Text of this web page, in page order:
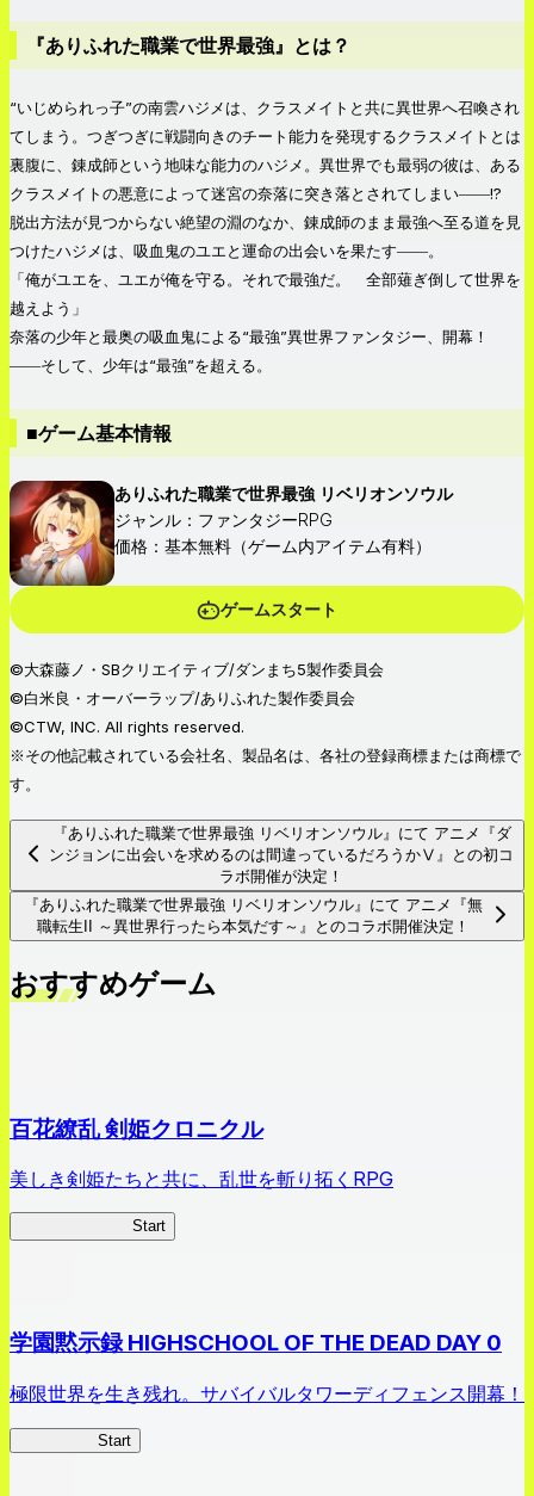
『ありふれた職業で世界最強』とは？
“いじめられっ子”の南雲ハジメは、クラスメイトと共に異世界へ召喚され
てしまう。つぎつぎに戦闘向きのチート能力を発現するクラスメイトとは
裏腹に、錬成師という地味な能力のハジメ。異世界でも最弱の彼は、ある
クラスメイトの悪意によって迷宮の奈落に突き落とされてしまい――!?
脱出方法が見つからない絶望の淵のなか、錬成師のまま最強へ至る道を見
つけたハジメは、吸血鬼のユエと運命の出会いを果たす――。
「俺がユエを、ユエが俺を守る。それで最強だ。 全部薙ぎ倒して世界を
越えよう」
奈落の少年と最奥の吸血鬼による“最強”異世界ファンタジー、開幕！
――そして、少年は“最強”を超える。
■ゲーム基本情報
ありふれた職業で世界最強 リベリオンソウル
ジャンル：ファンタジーRPG
価格：基本無料（ゲーム内アイテム有料）
ゲームスタート
©大森藤ノ・SBクリエイティブ/ダンまち5製作委員会
©白米良・オーバーラップ/ありふれた製作委員会
©CTW, INC. All rights reserved.
※その他記載されている会社名、製品名は、各社の登録商標または商標で
す。
『ありふれた職業で世界最強 リベリオンソウル』にて アニメ『ダ
ンジョンに出会いを求めるのは間違っているだろうかⅤ』との初コ
ラボ開催が決定！
『ありふれた職業で世界最強 リベリオンソウル』にて アニメ『無
職転生II ～異世界行ったら本気だす～』とのコラボ開催決定！
おすすめゲーム
百花繚乱 剣姫クロニクル
美しき剣姫たちと共に、乱世を斬り拓くRPG
Start
学園黙示録 HIGHSCHOOL OF THE DEAD DAY 0
極限世界を生き残れ。サバイバルタワーディフェンス開幕！
Start